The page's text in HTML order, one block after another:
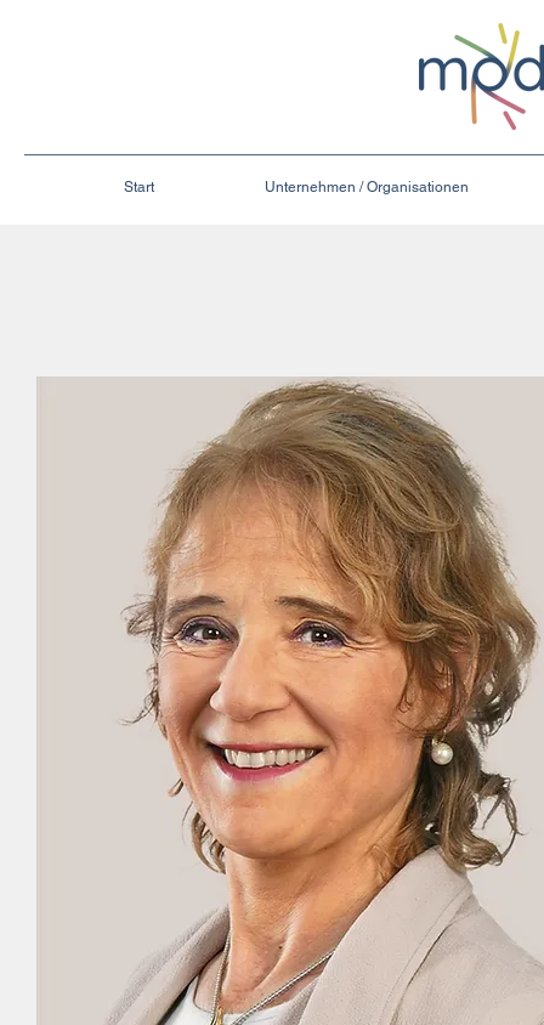
Start Unternehmen / Organisationen